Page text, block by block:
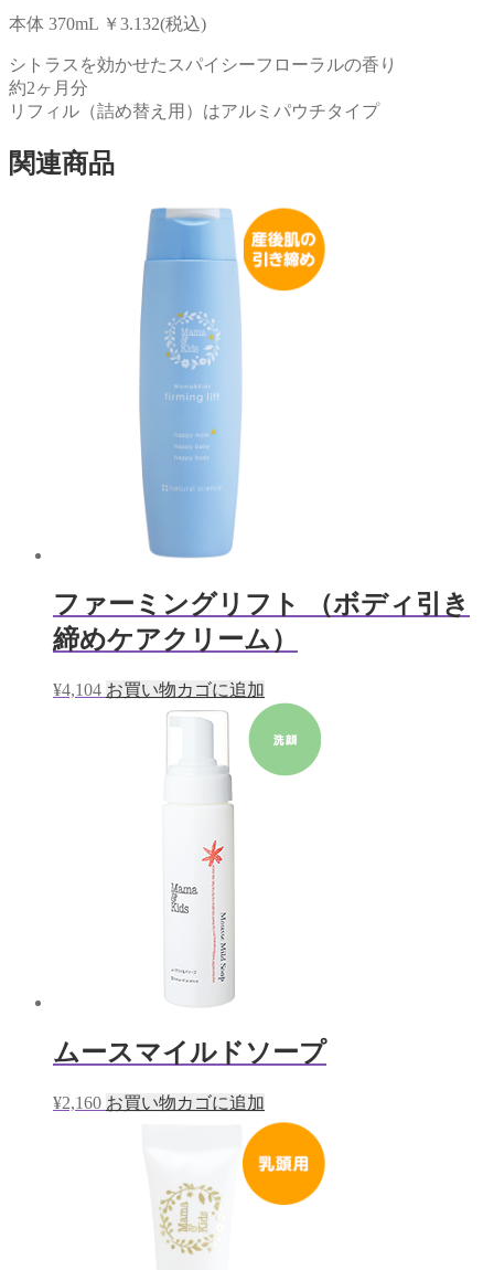
コ
デ
ィ
シ
ナ
本体 370mL ￥3.132(税込)
シトラスを効かせたスパイシーフローラルの香り
約2ヶ月分
リフィル（詰め替え用）はアルミパウチタイプ
関連商品
ファーミングリフト （ボディ引き
締めケアクリーム）
¥4,104 お買い物カゴに追加
ムースマイルドソープ
¥2,160 お買い物カゴに追加